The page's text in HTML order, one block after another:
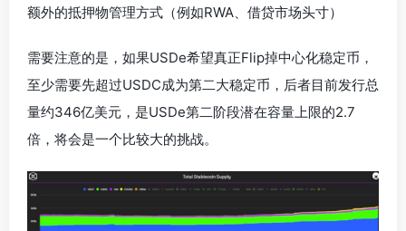
额外的抵押物管理方式（例如RWA、借贷市场头寸）
需要注意的是，如果USDe希望真正Flip掉中心化稳定币，
至少需要先超过USDC成为第二大稳定币，后者目前发行总
量约346亿美元，是USDe第二阶段潜在容量上限的2.7
倍，将会是一个比较大的挑战。